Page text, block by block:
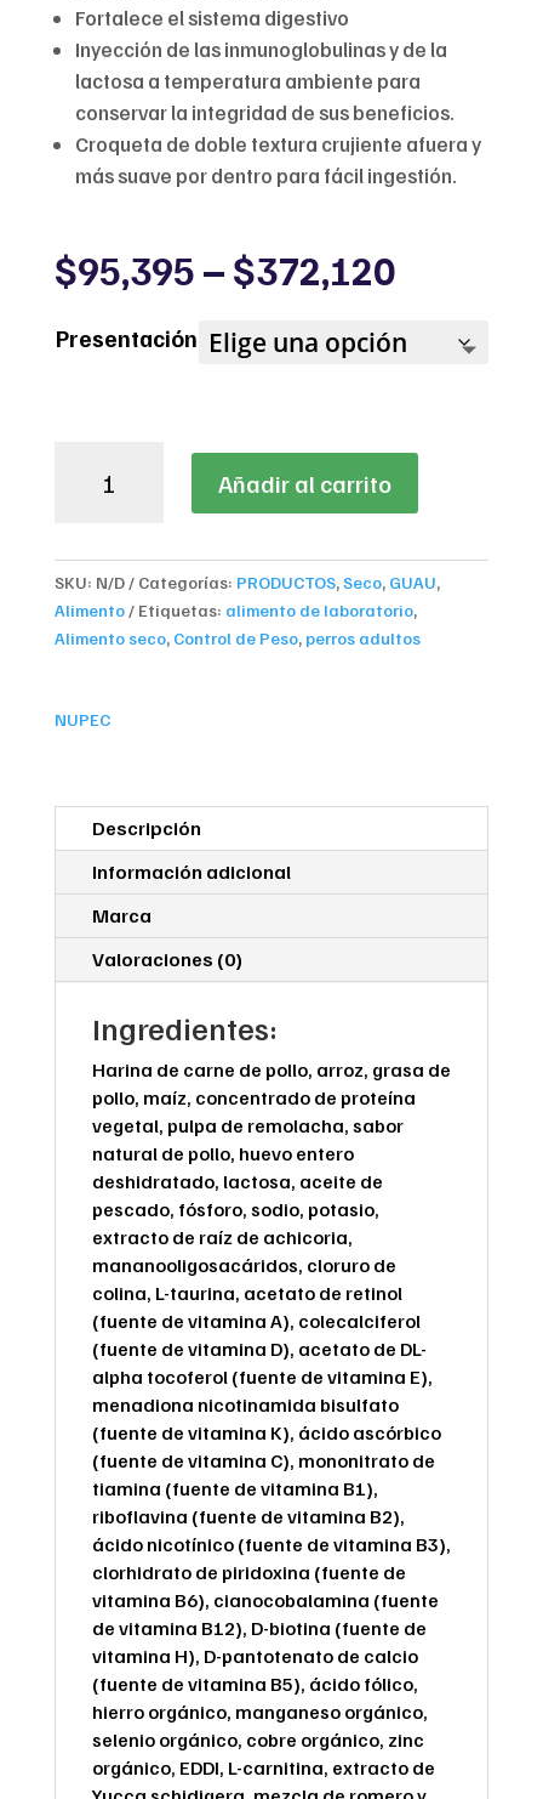
Fortalece el sistema digestivo
Inyección de las inmunoglobulinas y de la
lactosa a temperatura ambiente para
conservar la integridad de sus beneficios.
Croqueta de doble textura crujiente afuera y
más suave por dentro para fácil ingestión.
$95,395 – $372,120Price
range:
$95,395
through
Presentación
Nupec
Primeros
Cuidados
cantidad
Añadir al carrito
SKU: N/D Categorías: PRODUCTOS,Seco, GUAU,
Alimento
Etiquetas: alimento de laboratorio,
Alimento seco, Control de Peso, perros adultos
NUPEC
Descripción
Información adicional
Marca
Valoraciones (0)
Ingredientes:
Harina de carne de pollo, arroz, grasa de
pollo, maíz, concentrado de proteína
vegetal, pulpa de remolacha, sabor
natural de pollo, huevo entero
deshidratado, lactosa, aceite de
pescado, fósforo, sodio, potasio,
extracto de raíz de achicoria,
mananooligosacáridos, cloruro de
colina, L-taurina, acetato de retinol
(fuente de vitamina A), colecalciferol
(fuente de vitamina D), acetato de DL-
alpha tocoferol (fuente de vitamina E),
menadiona nicotinamida bisulfato
(fuente de vitamina K), ácido ascórbico
(fuente de vitamina C), mononitrato de
tiamina (fuente de vitamina B1),
riboflavina (fuente de vitamina B2),
ácido nicotínico (fuente de vitamina B3),
clorhidrato de piridoxina (fuente de
vitamina B6), cianocobalamina (fuente
de vitamina B12), D-biotina (fuente de
vitamina H), D-pantotenato de calcio
(fuente de vitamina B5), ácido fólico,
hierro orgánico, manganeso orgánico,
selenio orgánico, cobre orgánico, zinc
orgánico, EDDI, L-carnitina, extracto de